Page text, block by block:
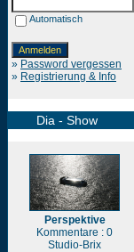
Automatisch
» Password vergessen
» Registrierung & Info
Dia - Show
Perspektive
Kommentare : 0
Studio-Brix